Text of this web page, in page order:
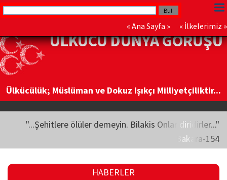
« Ana Sayfa » « İlkelerimiz »
ÜLKÜCÜ DÜNYA GÖRÜŞÜ
Ülkücülük; Müslüman ve Dokuz Işıkçı Milliyetçiliktir...
"...Şehitlere ölüler demeyin. Bilakis Onlar diridirler..."
Bakara-154
HABERLER